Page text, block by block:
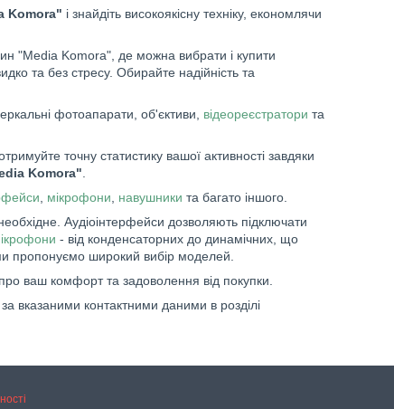
Komora" і знайдіть високоякісну техніку, економлячи
"Media Komora", де можна вибрати і купити
та без стресу. Обирайте надійність та
фотоапарати, об'єктиви, відеореєстратори та
точну статистику вашої активності завдяки
Komora"
мікрофони навушники та багато іншого.
Аудіоінтерфейси дозволяють підключати
- від конденсаторних до динамічних, що
пропонуємо широкий вибір моделей.
ваш комфорт та задоволення від покупки.
вказаними контактними даними в розділі